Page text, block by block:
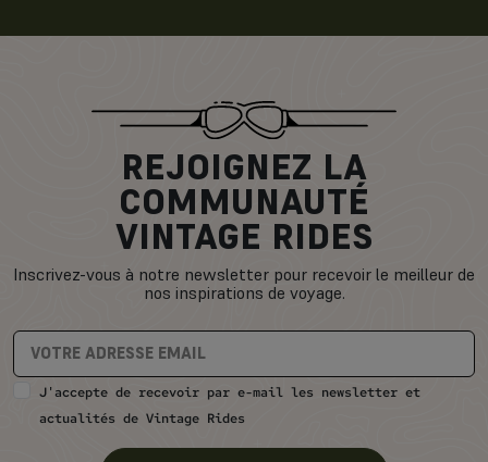
REJOIGNEZ LA
COMMUNAUTÉ
VINTAGE RIDES
Inscrivez-vous à notre newsletter pour recevoir le meilleur de
nos inspirations de voyage.
J'accepte de recevoir par e-mail les newsletter et
actualités de Vintage Rides